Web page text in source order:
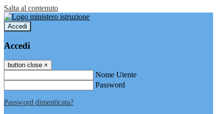
Salta al contenuto
Accedi
Accedi
button close ×
Nome Utente
Password
Password dimenticata?